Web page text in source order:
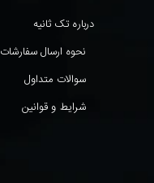
درباره تک ثانیه
نحوه ارسال سفارشات
سوالات متداول
شرایط و قوانین